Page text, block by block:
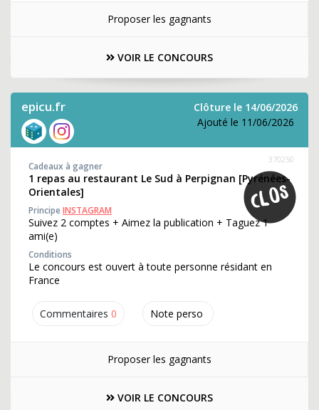
Proposer les gagnants
VOIR LE CONCOURS
epicu.fr
Clôture le 14/06/2026
Ajouté le 11/06/2026
Commentaires 0 Note perso
370250
Cadeaux à gagner
1 repas au restaurant Le Sud à Perpignan [Pyrénées-
Orientales]
PrincipeINSTAGRAM
Suivez 2 comptes + Aimez la publication + Taguez 1
ami(e)
Conditions
Le concours est ouvert à toute personne résidant en
France
Proposer les gagnants
VOIR LE CONCOURS